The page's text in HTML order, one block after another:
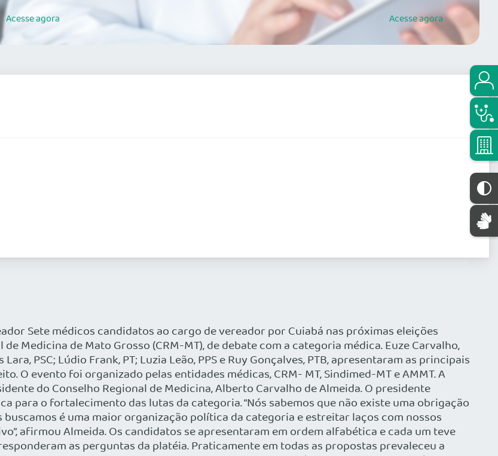
Acesseagora Acesseagora
Sete médicos candidatos ao cargo de vereador por Cuiabá nas próximas eleições
Medicina de Mato Grosso (CRM-MT), de debate com a categoria médica. Euze Carvalho,
PSC; Lúdio Frank, PT; Luzia Leão, PPS e Ruy Gonçalves, PTB, apresentaram as principais
O evento foi organizado pelas entidades médicas, CRM- MT, Sindimed-MT e AMMT. A
do Conselho Regional de Medicina, Alberto Carvalho de Almeida. O presidente
para o fortalecimento das lutas da categoria. “Nós sabemos que não existe uma obrigação
é uma maior organização política da categoria e estreitar laços com nossos
afirmou Almeida. Os candidatos se apresentaram em ordem alfabética e cada um teve
as perguntas da platéia. Praticamente em todas as propostas prevaleceu a